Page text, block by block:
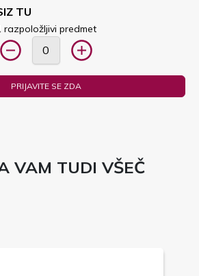
TU
razpoložljivi predmet
PRIJAVITE SE ZDA
VAM TUDI VŠEČ